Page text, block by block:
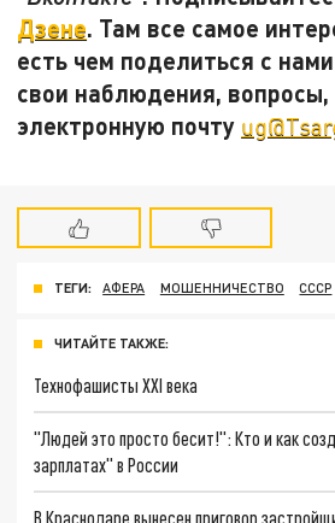
Дзене. Там все самое
есть чем поделиться с
свои наблюдения, вопросы,
электронную почту
ТЕГИ: АФЕРА МОШЕННИЧЕСТВО СССР
ЧИТАЙТЕ ТАКЖЕ:
Технофашисты XXI века
"Людей это просто бесит!": Кто и как
зарплатах" в России
В Краснодаре вынесен приговор